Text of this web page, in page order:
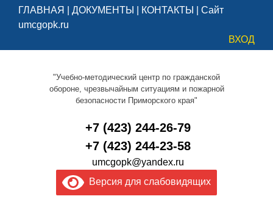
ГЛАВНАЯ ДОКУМЕНТЫ КОНТАКТЫ
Сайт
umcgopk.ru
ВХОД
"Учебно-методический центр по гражданской
обороне, чрезвычайным ситуациям и пожарной
безопасности Приморского края"
+7 (423) 244-26-79
+7 (423) 244-23-58
umcgopk@yandex.ru
Версия для слабовидящих